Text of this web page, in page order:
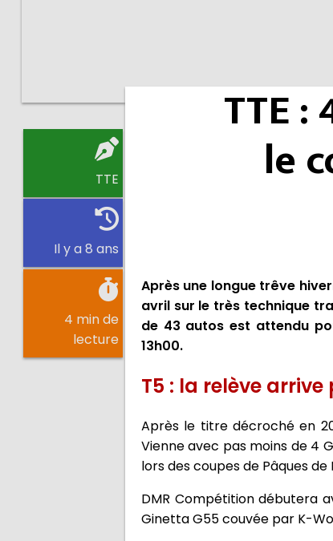
TTE
Il y a 8 ans
4 min de
lecture
TTE
le
Après une longue trêve
avril sur le très technique
de 43 autos est attendu
13h00.
T5 : la relève
Après le titre décroché en
Vienne avec pas moins de 4
lors des coupes de Pâques de
DMR Compétition débutera
Ginetta G55 couvée par K-